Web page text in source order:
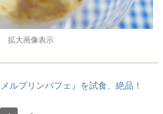
拡大画像表示
メルプリンパフェ』を試食、絶品！